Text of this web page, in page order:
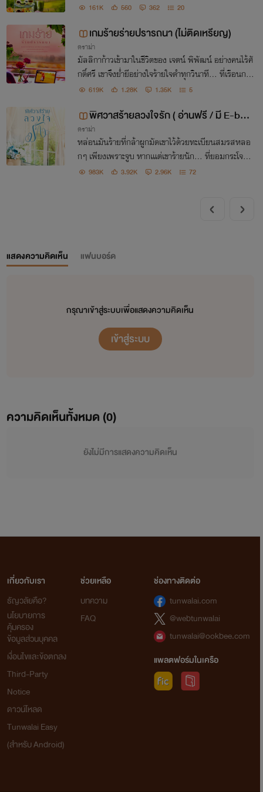
161K 560 362 20
เกมร้ายร่ายปรารถนา (ไม่ติดเหรียญ)
ดราม่า
มัลลิกาก้าวเข้ามาในชีวิตของ เจตน์ พิพัฒน์ อย่างคนไร้ศั
กดิ์ศรี เขาจึงย่ำยีอย่างใจร้ายใจดำทุกวินาที... ที่เรือนกาย
เปลือยเปล่าร้อนผ่าวของเราแนบชิดสนิทกัน
619K 1.28K 1.35K 5
พิศวาสร้ายลวงใจรัก ( อ่านฟรี / มี E-boo
k )
ดราม่า
หล่อนมันร้ายที่กล้าผูกมัดเขาไว้ด้วยทะเบียนสมรสหลอ
กๆ เพียงเพราะจูบ หากเแต่เขาร้ายนัก... ที่ยอมกระโจนล
งไปเล่นบทรักหลอกๆ เพียงเพราะถูกทรยศ และผูกมัดห
983K 3.92K 2.96K 72
แสดงความคิดเห็น แฟนบอร์ด
กรุณาเข้าสู่ระบบเพื่อแสดงความคิดเห็น
เข้าสู่ระบบ
ความคิดเห็นทั้งหมด (0)
ยังไม่มีการแสดงความคิดเห็น
เกี่ยวกับเรา
ธัญวลัยคือ?
นโยบายการ
คุ้มครอง
ข้อมูลส่วนบุคคล
เงื่อนไขและข้อตกลง
Third-Party
Notice
ดาวน์โหลด
Tunwalai Easy
(สำหรับ Android)
ช่วยเหลือ
บทความ
FAQ
ช่องทางติดต่อ
tunwalai.com
@webtunwalai
tunwalai@ookbee.com
แพลตฟอร์มในเครือ